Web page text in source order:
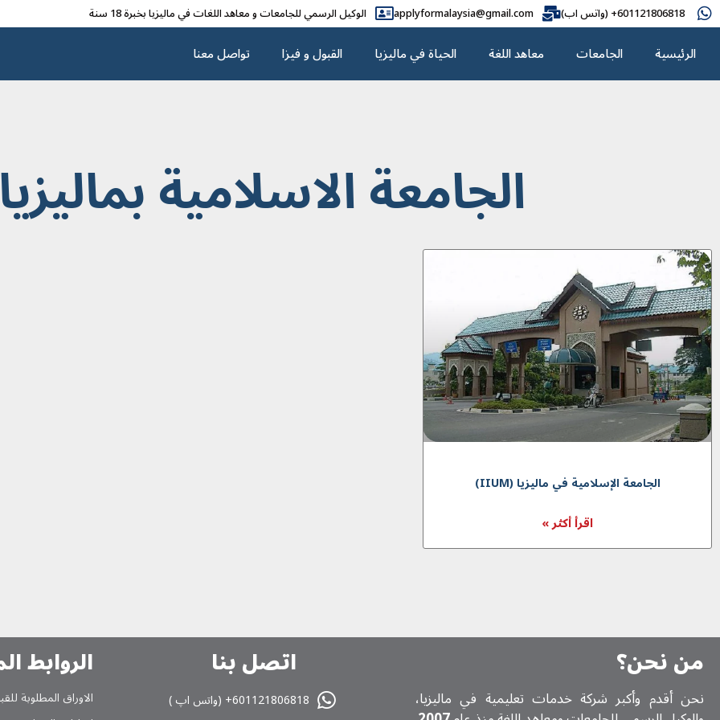
601121806818+ (واتس اب) applyformalaysia@gmail.com الوکیل الرسمي للجامعات و معاهد اللغات في مالیزیا بخبرة 18 سنة
الرئيسية الجامعات معاهد اللغة الحياة في ماليزيا القبول و فیزا تواصل معنا
الجامعة الاسلامية بماليزيا
الجامعة الإسلامية في ماليزيا (IIUM)
اقرأ أكثر »
من نحن؟
نحن أقدم وأكبر شركة خدمات تعلیمیة في ماليزيا،
اتصل بنا
601121806818+ (واتس اپ )
الروابط
الاوراق المطلوبة